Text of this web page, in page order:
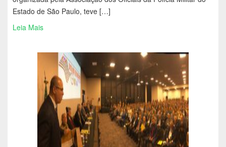
Estado de São Paulo, teve […]
Leia Mais